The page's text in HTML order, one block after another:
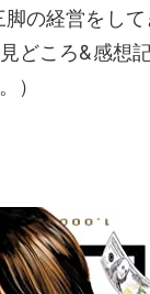
の経営をし
どころ&感想記
）